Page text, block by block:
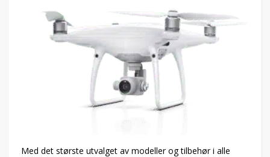
Med det største utvalget av modeller og tilbehør i alle